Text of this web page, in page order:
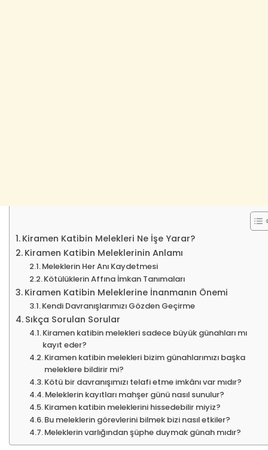
Kiramen Katibin Melekleri Ne İşe Yarar?
Kiramen Katibin Meleklerinin Anlamı
Meleklerin Her Anı Kaydetmesi
Kötülüklerin Affına İmkan Tanımaları
Kiramen Katibin Meleklerine İnanmanın Önemi
Kendi Davranışlarımızı Gözden Geçirme
Sıkça Sorulan Sorular
Kiramen katibin melekleri sadece büyük günahları mı
kayıt eder?
Kiramen katibin melekleri bizim günahlarımızı başka
meleklere bildirir mi?
Kötü bir davranışımızı telafi etme imkânı var mıdır?
Meleklerin kayıtları mahşer günü nasıl sunulur?
Kiramen katibin meleklerini hissedebilir miyiz?
Bu meleklerin görevlerini bilmek bizi nasıl etkiler?
Meleklerin varlığından şüphe duymak günah mıdır?